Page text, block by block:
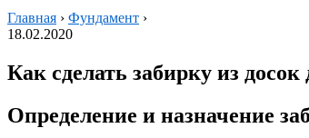
Главная › Фундамент ›
18.02.2020
Как сделать забирку из
Определение и назначение